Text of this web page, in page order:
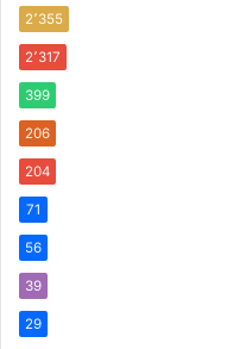
2٬355
2٬317
399
206
204
71
56
39
29